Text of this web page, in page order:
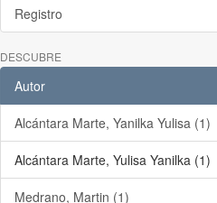
Registro
DESCUBRE
Autor
Alcántara Marte, Yanilka Yulisa (1)
Alcántara Marte, Yulisa Yanilka (1)
Medrano, Martin (1)